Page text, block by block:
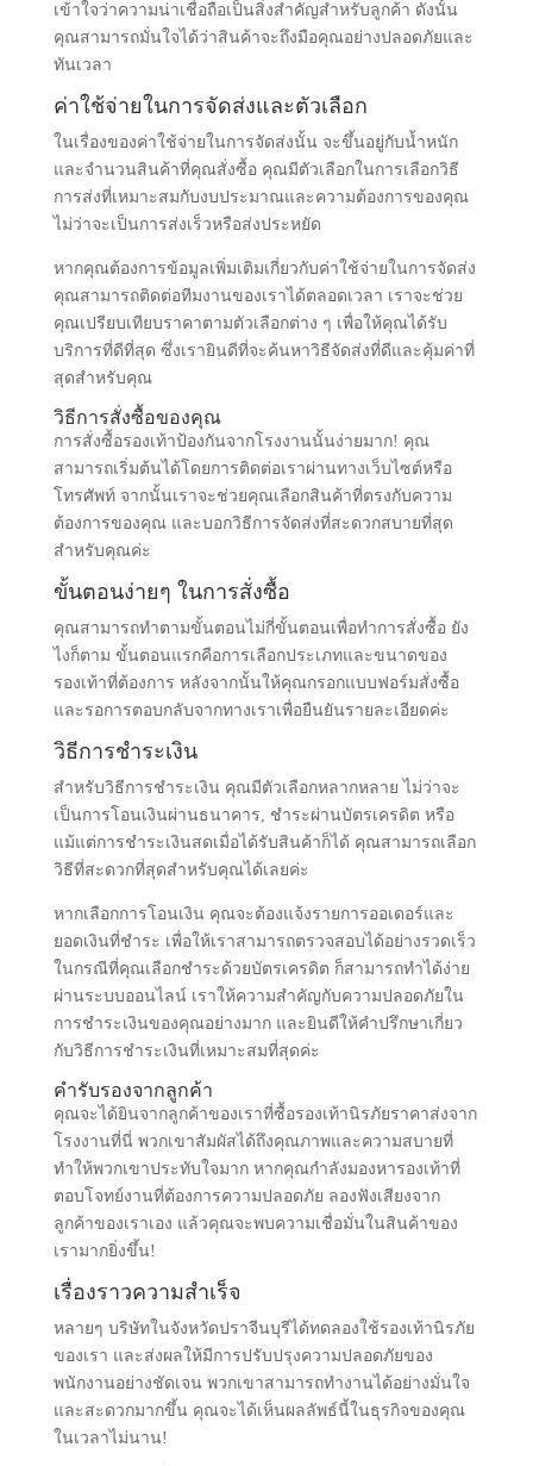
เข้าใจว่าความน่าเชื่อถือเป็นสิ่งสำคัญสำหรับลูกค้า ดังนั้น
คุณสามารถมั่นใจได้ว่าสินค้าจะถึงมือคุณอย่างปลอดภัยและ
ทันเวลา
ค่าใช้จ่ายในการจัดส่งและตัวเลือก
ในเรื่องของค่าใช้จ่ายในการจัดส่งนั้น จะขึ้นอยู่กับน้ำหนัก
และจำนวนสินค้าที่คุณสั่งซื้อ คุณมีตัวเลือกในการเลือกวิธี
การส่งที่เหมาะสมกับงบประมาณและความต้องการของคุณ
ไม่ว่าจะเป็นการส่งเร็วหรือส่งประหยัด
หากคุณต้องการข้อมูลเพิ่มเติมเกี่ยวกับค่าใช้จ่ายในการจัดส่ง
คุณสามารถติดต่อทีมงานของเราได้ตลอดเวลา เราจะช่วย
คุณเปรียบเทียบราคาตามตัวเลือกต่าง ๆ เพื่อให้คุณได้รับ
บริการที่ดีที่สุด ซึ่งเรายินดีที่จะค้นหาวิธีจัดส่งที่ดีและคุ้มค่าที่
สุดสำหรับคุณ
วิธีการสั่งซื้อของคุณ
การสั่งซื้อรองเท้าป้องกันจากโรงงานนั้นง่ายมาก! คุณ
สามารถเริ่มต้นได้โดยการติดต่อเราผ่านทางเว็บไซต์หรือ
โทรศัพท์ จากนั้นเราจะช่วยคุณเลือกสินค้าที่ตรงกับความ
ต้องการของคุณ และบอกวิธีการจัดส่งที่สะดวกสบายที่สุด
สำหรับคุณค่ะ
ขั้นตอนง่ายๆ ในการสั่งซื้อ
คุณสามารถทำตามขั้นตอนไม่กี่ขั้นตอนเพื่อทำการสั่งซื้อ ยัง
ไงก็ตาม ขั้นตอนแรกคือการเลือกประเภทและขนาดของ
รองเท้าที่ต้องการ หลังจากนั้นให้คุณกรอกแบบฟอร์มสั่งซื้อ
และรอการตอบกลับจากทางเราเพื่อยืนยันรายละเอียดค่ะ
วิธีการชำระเงิน
สำหรับวิธีการชำระเงิน คุณมีตัวเลือกหลากหลาย ไม่ว่าจะ
เป็นการโอนเงินผ่านธนาคาร, ชำระผ่านบัตรเครดิต หรือ
แม้แต่การชำระเงินสดเมื่อได้รับสินค้าก็ได้ คุณสามารถเลือก
วิธีที่สะดวกที่สุดสำหรับคุณได้เลยค่ะ
หากเลือกการโอนเงิน คุณจะต้องแจ้งรายการออเดอร์และ
ยอดเงินที่ชำระ เพื่อให้เราสามารถตรวจสอบได้อย่างรวดเร็ว
ในกรณีที่คุณเลือกชำระด้วยบัตรเครดิต ก็สามารถทำได้ง่าย
ผ่านระบบออนไลน์ เราให้ความสำคัญกับความปลอดภัยใน
การชำระเงินของคุณอย่างมาก และยินดีให้คำปรึกษาเกี่ยว
กับวิธีการชำระเงินที่เหมาะสมที่สุดค่ะ
คำรับรองจากลูกค้า
คุณจะได้ยินจากลูกค้าของเราที่ซื้อรองเท้านิรภัยราคาส่งจาก
โรงงานที่นี่ พวกเขาสัมผัสได้ถึงคุณภาพและความสบายที่
ทำให้พวกเขาประทับใจมาก หากคุณกำลังมองหารองเท้าที่
ตอบโจทย์งานที่ต้องการความปลอดภัย ลองฟังเสียงจาก
ลูกค้าของเราเอง แล้วคุณจะพบความเชื่อมั่นในสินค้าของ
เรามากยิ่งขึ้น!
เรื่องราวความสำเร็จ
หลายๆ บริษัทในจังหวัดปราจีนบุรีได้ทดลองใช้รองเท้านิรภัย
ของเรา และส่งผลให้มีการปรับปรุงความปลอดภัยของ
พนักงานอย่างชัดเจน พวกเขาสามารถทำงานได้อย่างมั่นใจ
และสะดวกมากขึ้น คุณจะได้เห็นผลลัพธ์นี้ในธุรกิจของคุณ
ในเวลาไม่นาน!